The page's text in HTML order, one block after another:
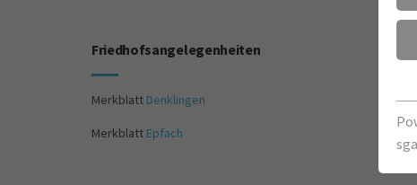
Friedhofsangelegenheiten
Merkblatt Denklingen
Merkblatt Epfach